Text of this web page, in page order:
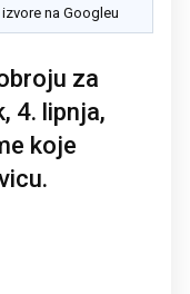
na Googleu
za
4. lipnja,
koje